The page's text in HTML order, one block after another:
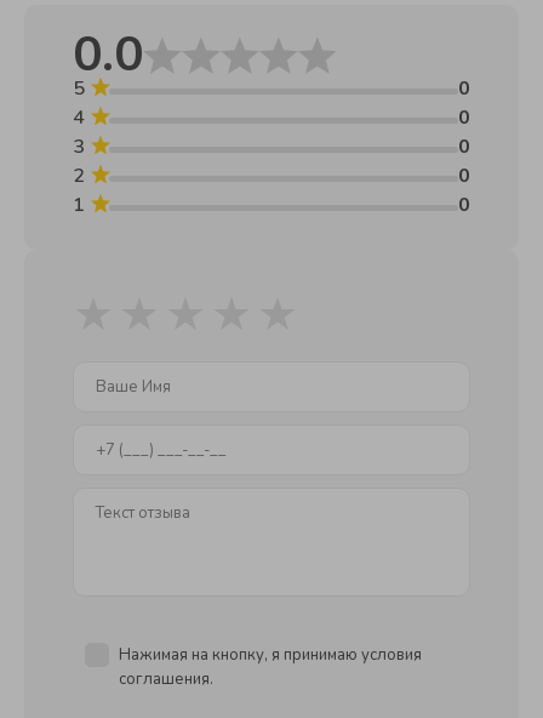
послушайте, как звучит эта и другие гитары!
0.0
5
0
4
0
3
0
2
0
1
0
Нажимая на кнопку, я принимаю условия
соглашения.